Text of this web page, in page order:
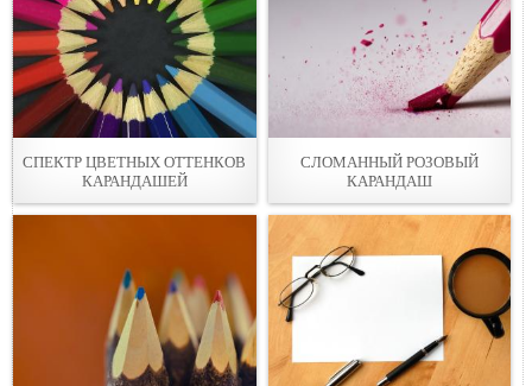
СПЕКТР ЦВЕТНЫX ОТТЕНКОВ
КАРАНДАШЕЙ
СЛОМАННЫЙ РОЗОВЫЙ
КАРАНДАШ